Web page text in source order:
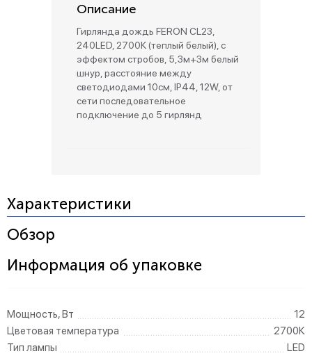
Описание
Гирлянда дождь FERON CL23,
240LED, 2700К (теплый белый), с
эффектом стробов, 5,3м+3м белый
шнур, расстояние между
светодиодами 10см, IP44, 12W, от
сети последовательное
подключение до 5 гирлянд
Характеристики
Обзор
Информация об упаковке
Мощность, Вт
12
Цветовая температура
2700К
Тип лампы
LED